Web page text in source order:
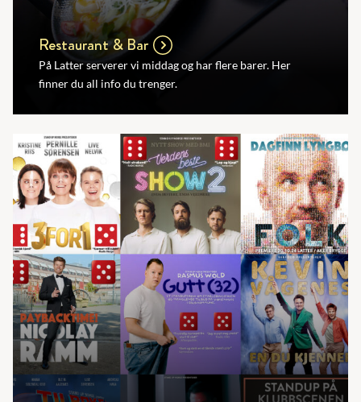
Restaurant & Bar
På Latter serverer vi middag og har flere barer. Her
finner du all info du trenger.